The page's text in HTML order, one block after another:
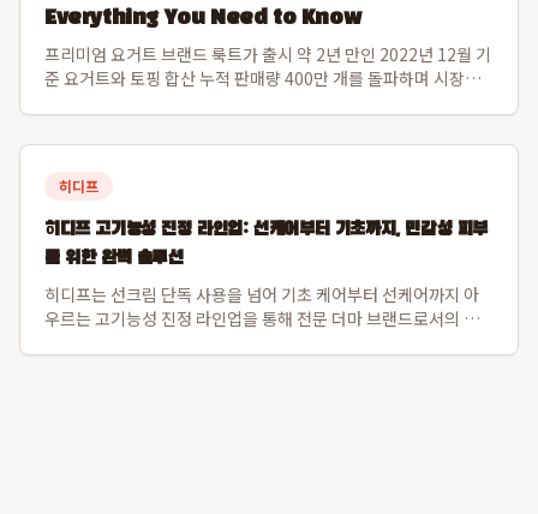
Everything You Need to Know
프리미엄 요거트 브랜드 룩트가 출시 약 2년 만인 2022년 12월 기
준 요거트와 토핑 합산 누적 판매량 400만 개를 돌파하며 시장에
며, 이는 씨...
히디프
히디프 고기능성 진정 라인업: 선케어부터 기초까지, 민감성 피부
를 위한 완벽 솔루션
히디프는 선크림 단독 사용을 넘어 기초 케어부터 선케어까지 아
우르는 고기능성 진정 라인업을 통해 전문 더마 브랜드로서의 이